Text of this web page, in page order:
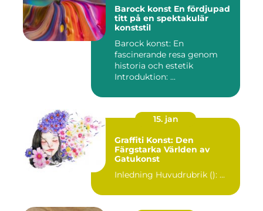
Barock konst En fördjupad
titt på en spektakulär
konststil
Barock konst: En
fascinerande resa genom
historia och estetik
Introduktion: ...
15. jan
Graffiti Konst: Den
Färgstarka Världen av
Gatukonst
Inledning Huvudrubrik (): ...